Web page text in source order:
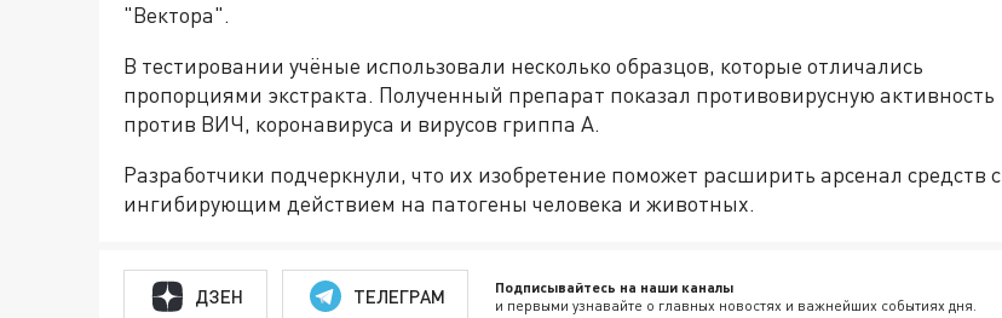
"Вектора".
В тестировании учёные использовали несколько образцов, которые отличались
пропорциями экстракта. Полученный препарат показал противовирусную активность
против ВИЧ, коронавируса и вирусов гриппа А.
Разработчики подчеркнули, что их изобретение поможет расширить арсенал средств с
ингибирующим действием на патогены человека и животных.
ДЗЕН ТЕЛЕГРАМ Подписывайтесь на наши каналы
и первыми узнавайте о главных новостях и важнейших событиях дня.